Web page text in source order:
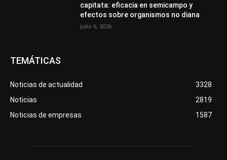
capitata: eficacia en semicampo y
efectos sobre organismos no diana
julio 6, 2026
TEMÁTICAS
Noticias de actualidad
3328
Noticias
2819
Noticias de empresas
1587